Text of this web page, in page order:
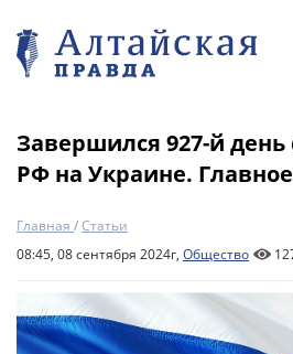
Завершился 927-й
РФ на Украине. Главное
Главная /Статьи
08:45, 08 сентября 2024г, Общество